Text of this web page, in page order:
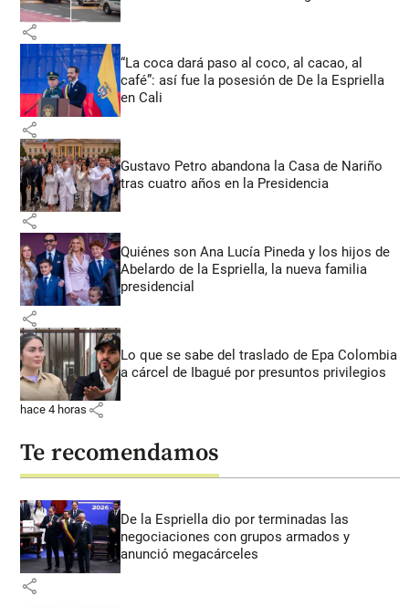
share
“La coca dará paso al coco, al cacao, al
café”: así fue la posesión de De la Espriella
en Cali
share
Gustavo Petro abandona la Casa de Nariño
tras cuatro años en la Presidencia
share
Quiénes son Ana Lucía Pineda y los hijos de
Abelardo de la Espriella, la nueva familia
presidencial
share
Lo que se sabe del traslado de Epa Colombia
a cárcel de Ibagué por presuntos privilegios
hace 4 horas share
Te recomendamos
De la Espriella dio por terminadas las
negociaciones con grupos armados y
anunció megacárceles
share